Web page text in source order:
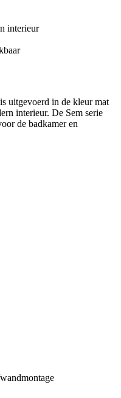
interieur
uitgevoerd in de kleur mat
interieur. De Sem serie
de badkamer en